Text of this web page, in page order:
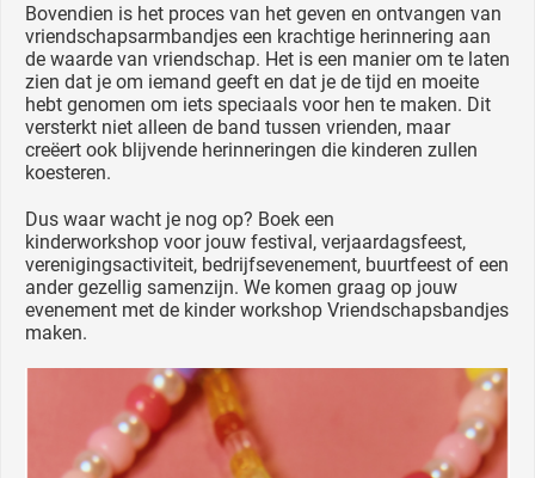
Bovendien is het proces van het geven en ontvangen van
vriendschapsarmbandjes een krachtige herinnering aan
de waarde van vriendschap. Het is een manier om te laten
zien dat je om iemand geeft en dat je de tijd en moeite
hebt genomen om iets speciaals voor hen te maken. Dit
versterkt niet alleen de band tussen vrienden, maar
creëert ook blijvende herinneringen die kinderen zullen
koesteren.
Dus waar wacht je nog op? Boek een
kinderworkshop voor jouw festival, verjaardagsfeest,
verenigingsactiviteit, bedrijfsevenement, buurtfeest of een
ander gezellig samenzijn. We komen graag op jouw
evenement met de kinder workshop Vriendschapsbandjes
maken.